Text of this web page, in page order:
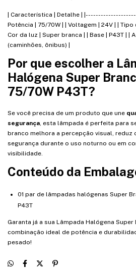
| Característica | Detalhe |
Potência | 75/70W | | Voltagem | 24V | |
Cor da luz | Super branca | | Base | P43T | |
(caminhões, ônibus) |
Por que escolher a
Halógena Super
75/70W P43T?
Se você precisa de um produto que une
segurança, esta lâmpada é perfeita para
branco melhora a percepção visual, reduz
segurança durante o uso noturno ou em
visibilidade.
Conteúdo da
01 par de lâmpadas halógenas Super
P43T
Garanta já a sua Lâmpada Halógena
combinação ideal de potência e
pesado!